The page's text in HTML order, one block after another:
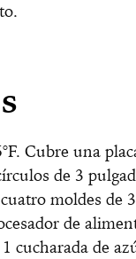
Cubre una
de 3
moldes de
de
cucharada de